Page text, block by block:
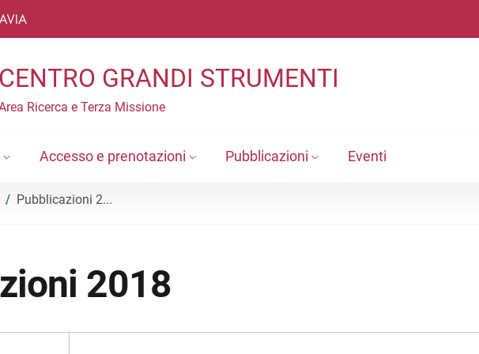
CENTRO GRANDI STRUMENTI
Ricerca e Terza Missione
Accesso e prenotazioni Pubblicazioni Eventi
/ Pubblicazioni 2...
2018